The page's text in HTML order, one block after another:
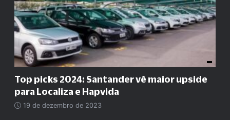
Top picks 2024: Santander vê maior upside
para Localiza e Hapvida
19 de dezembro de 2023